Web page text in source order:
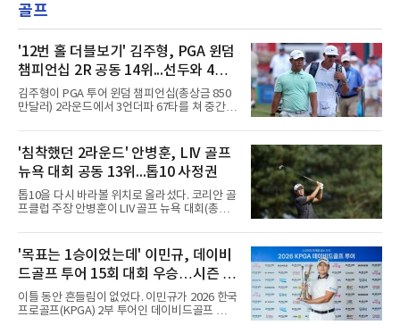
골프
'12번 홀 더블보기' 김주형, PGA 윈덤
챔피언십 2R 공동 14위...선두와 4타
차
김주형이 PGA 투어 윈덤 챔피언십(총상금 850
만달러) 2라운드에서 3언더파 67타를 쳐 중간
(한국시간) 미국 노스캐롤라이나주 그린즈버러
세지필드 컨트리클럽(파70)에서 페덱스컵 34위
김주형은 버디 5개를 잡고도 더블보기 1개로 공
동 11위에서 세 계단 내려앉았다. 12언더파 128
타 선두 보 호슬러(미국)와는 4타 차다.10번 홀
까지 4타를 줄인 흐름은 223야드 파3 12번 홀에
서 끊겼다. 티샷과 어프로치, 세 번째 샷까지 모
넣어 2타를 잃었다. 13번 홀(파4) 버디 이후로는
타수를 더 줄이지 못했다.페덱스
'침착했던 2라운드' 안병훈, LIV 골프
뉴욕 대회 공동 13위...톱10 사정권
톱10을 다시 바라볼 위치로 올라섰다. 코리안 골
프클럽 주장 안병훈이 LIV 골프 뉴욕 대회(총상
다.안병훈은 8일(한국시간) 미국 뉴저지주 베드
민스터의 트럼프 내셔널 골프 클럽 베드민스터
(파71)에서 열린 2라운드에서 버디 4개와 보기 1
개를 묶어 3언더파 68타를 쳤다. 중간 합계 2언
더파 140타로 피터 율라인(미국), 마크 리슈먼
(호주)과 공동 13위에 자리했다. 공동 10위 그룹
과는 2타 차여서 남은 라운드에서 시즌 두 번째
'목표는 1승이었는데' 이민규, 데이비
드골프 투어 15회 대회 우승…시즌 2
승
이틀 동안 흔들림이 없었다. 이민규가 2026 한국
프로골프(KPGA) 2부 투어인 데이비드골프 투어